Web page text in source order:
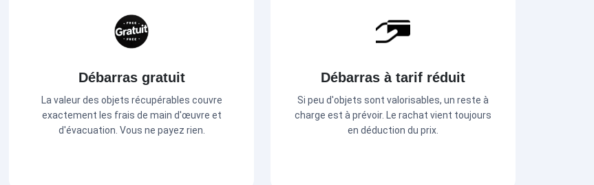
Débarras gratuit
La valeur des objets récupérables couvre
exactement les frais de main d'œuvre et
d'évacuation. Vous ne payez rien.
Débarras à tarif réduit
Si peu d'objets sont valorisables, un reste à
charge est à prévoir. Le rachat vient toujours
en déduction du prix.